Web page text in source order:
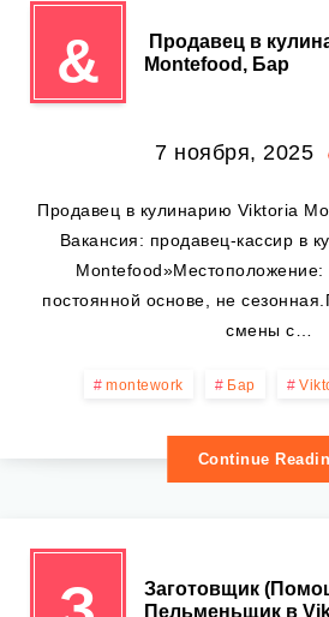
&
Продавец в
Montefood, Бар
7 ноября, 2025
Продавец в кулинарию Viktoria
Вакансия: продавец-кассир в
Montefood»Местоположение:
постоянной основе, не
смены с…
montework Бар
Continue
Заготовщик
Пельменьщик в